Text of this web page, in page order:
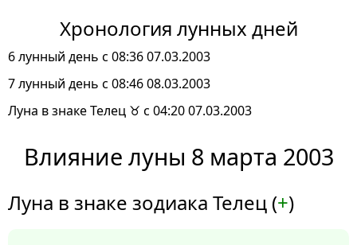
Хронология лунных дней
6 лунный день с 08:36 07.03.2003
7 лунный день с 08:46 08.03.2003
Луна в знаке Телец ♉ с 04:20 07.03.2003
Влияние луны 8 марта 2003
Луна в знаке зодиака Телец (+)